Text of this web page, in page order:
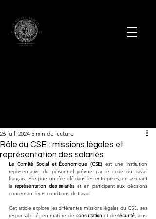
Rôle du CSE : missions légales et
représentation des salariés
26 juil. 2024 5 min de lecture
Le Comité Social et Économique (CSE) est une institution
représentative du personnel prévue par le code du travail
français. Elle joue un rôle clé dans les entreprises, en assurant
la représentation des salariés et en participant aux décisions
concernant leurs conditions de travail.
Cet article explore les différentes missions légales du CSE, ses
responsabilités en matière de consultation et de sécurité, ainsi